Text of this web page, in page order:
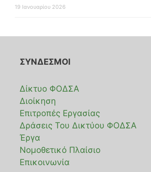
19 Ιανουαρίου 2026
ΣΥΝΔΕΣΜΟΙ
Δίκτυο ΦΟΔΣΑ
Διοίκηση
Επιτροπές Εργασίας
Δράσεις Του Δικτύου ΦΟΔΣΑ
Έργα
Νομοθετικό Πλαίσιο
Επικοινωνία